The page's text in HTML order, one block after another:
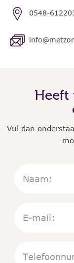
0548-
Heeft
Vul dan